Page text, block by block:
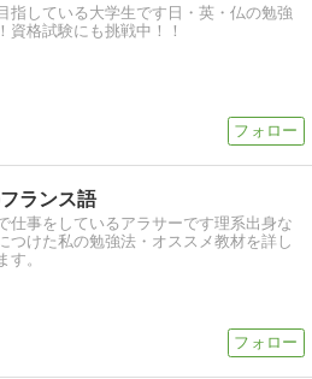
指している大学生です日・英・仏の勉強
資格試験にも挑戦中！！
ランス語
仕事をしているアラサーです理系出身な
つけた私の勉強法・オススメ教材を詳し
す。